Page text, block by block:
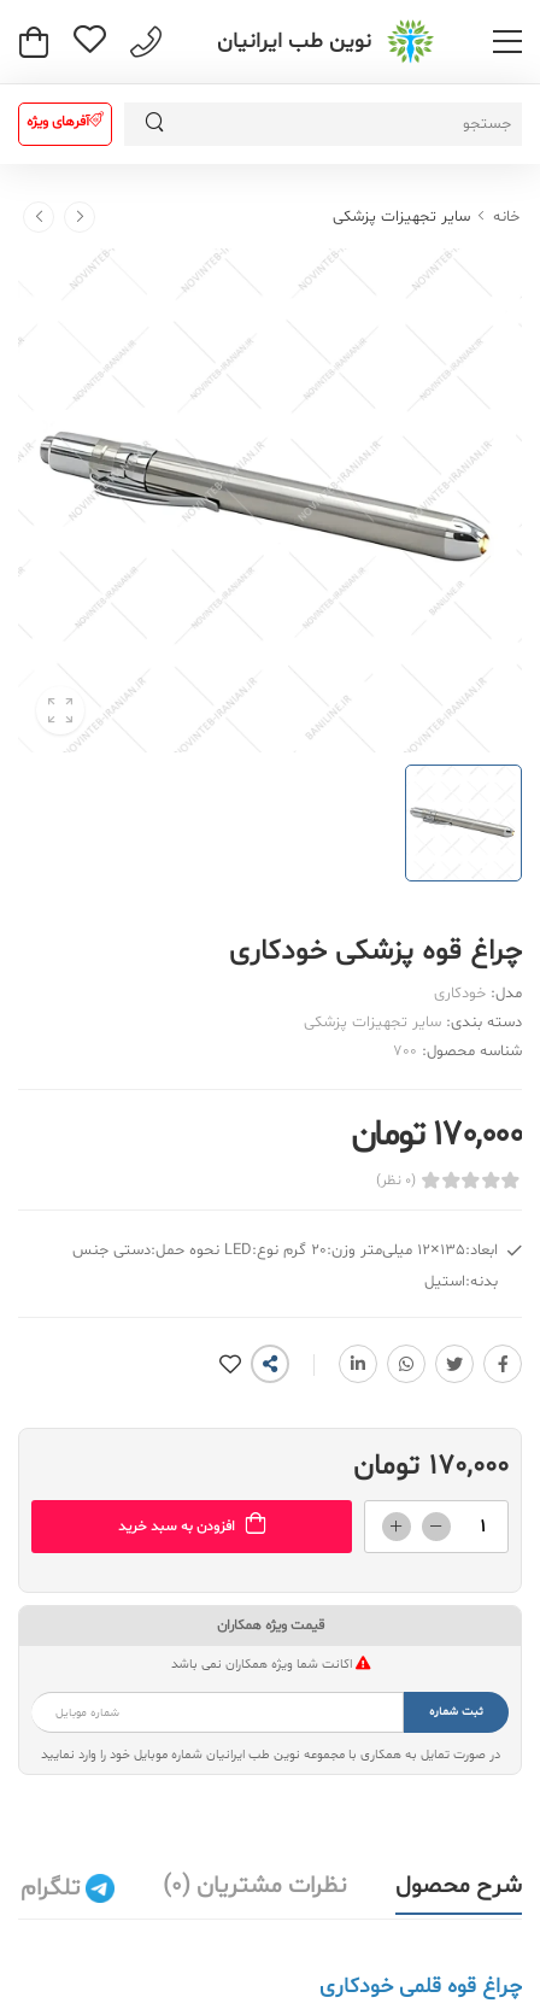
نوین طب ایرانیان
آفرهای ویژه
خانه سایر تجهیزات پزشکی
چراغ قوه پزشکی خودکاری
مدل: خودکاری
دسته بندی: سایر تجهیزات پزشکی
شناسه محصول: 700
170,000 تومان
(0 نظر)
ابعاد:135×12 میلی‌متر وزن:20 گرم نوع:LED نحوه حمل:دستی جنس
بدنه:استیل
170,000 تومان
افزودن به سبد خرید
قیمت ویژه همکاران
اکانت شما ویژه همکاران نمی باشد
ثبت شماره
در صورت تمایل به همکاری با مجموعه نوین طب ایرانیان شماره موبایل خود را وارد نمایید
شرح محصول نظرات مشتریان (0) تلگرام
چراغ قوه قلمی خودکاری